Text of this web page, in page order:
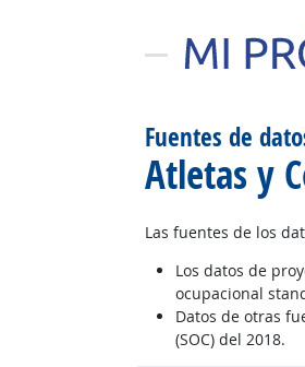
Fuentes de
Atletas y
Las fuentes de los
Los datos de
ocupacional
Datos de otras
(SOC) del 2018.